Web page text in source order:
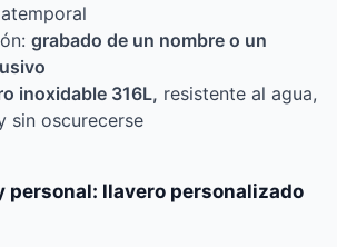
grabado de un nombre o un
inoxidable 316L, resistente al agua,
sin oscurecerse
personal: llavero personalizado